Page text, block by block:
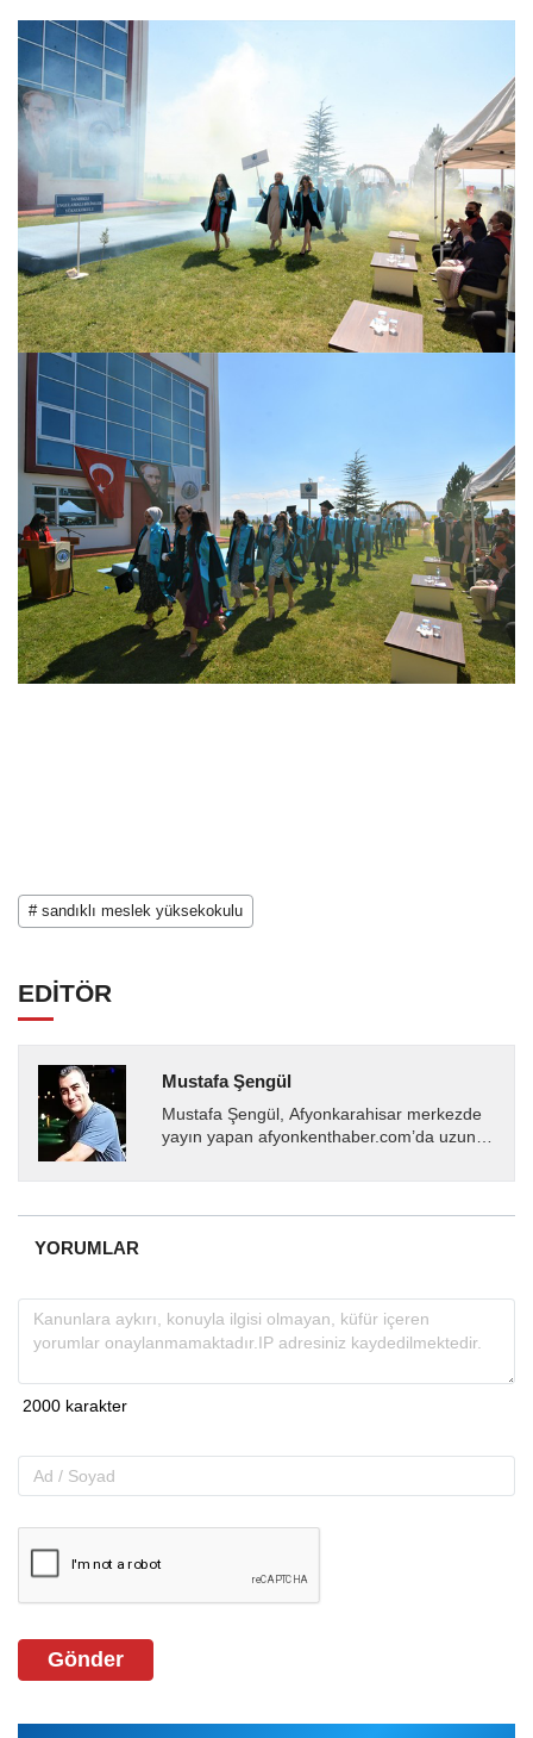
# sandıklı meslek yüksekokulu
EDİTÖR
Mustafa Şengül
Mustafa Şengül, Afyonkarahisar merkezde
yayın yapan afyonkenthaber.com’da uzun
almakta, haber akışı...
YORUMLAR
Gönder